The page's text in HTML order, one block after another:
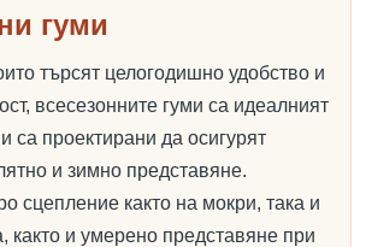
гуми
търсят целогодишно удобство и
всесезонните гуми са идеалният
са проектирани да осигурят
и зимно представяне.
сцепление както на мокри, така и
както и умерено представяне при